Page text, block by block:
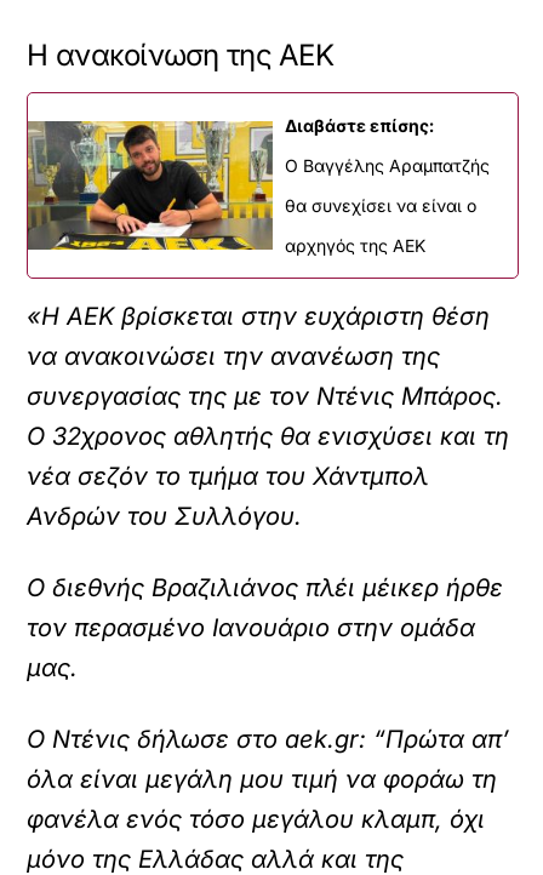
H ανακοίνωση της ΑΕΚ
Διαβάστε επίσης:
Ο Βαγγέλης Αραμπατζής
θα συνεχίσει να είναι ο
αρχηγός της ΑΕΚ
«Η ΑΕΚ βρίσκεται στην ευχάριστη θέση
να ανακοινώσει την ανανέωση της
συνεργασίας της με τον Ντένις Μπάρος.
O 32χρονος αθλητής θα ενισχύσει και τη
νέα σεζόν το τμήμα του Χάντμπολ
Ανδρών του Συλλόγου.
Ο διεθνής Βραζιλιάνος πλέι μέικερ ήρθε
τον περασμένο Ιανουάριο στην ομάδα
μας.
Ο Ντένις δήλωσε στο aek.gr: “Πρώτα απ’
όλα είναι μεγάλη μου τιμή να φοράω τη
φανέλα ενός τόσο μεγάλου κλαμπ, όχι
μόνο της Ελλάδας αλλά και της